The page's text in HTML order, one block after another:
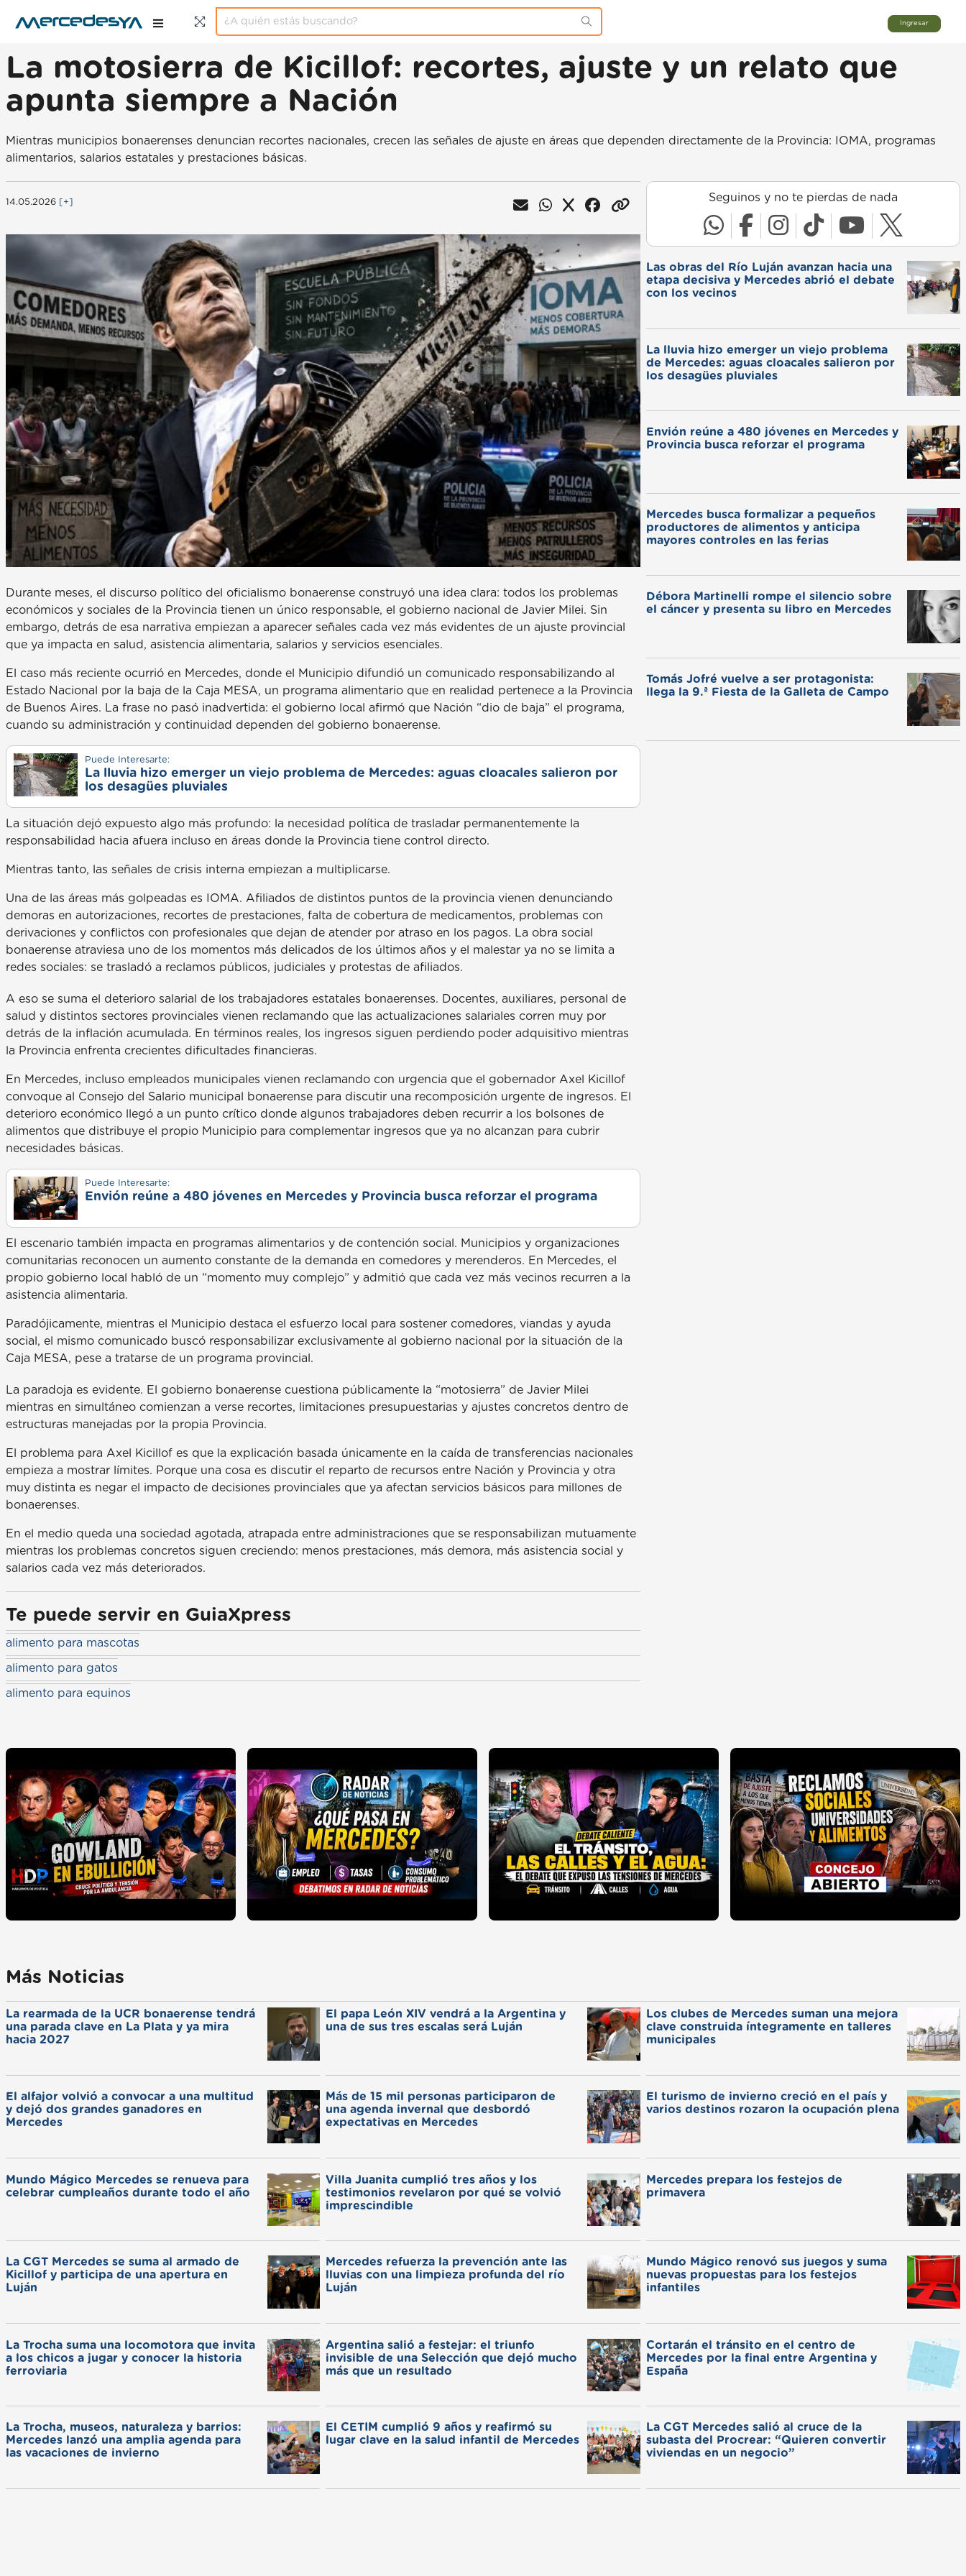
Ingresar
La motosierra de Kicillof: recortes, ajuste y un relato que
apunta siempre a Nación
Mientras municipios bonaerenses denuncian recortes nacionales, crecen las señales de ajuste en áreas que dependen directamente de la Provincia: IOMA, programas
alimentarios, salarios estatales y prestaciones básicas.
14.05.2026 [+]
Durante meses, el discurso político del oficialismo bonaerense construyó una idea clara: todos los problemas
económicos y sociales de la Provincia tienen un único responsable, el gobierno nacional de Javier Milei. Sin
embargo, detrás de esa narrativa empiezan a aparecer señales cada vez más evidentes de un ajuste provincial
que ya impacta en salud, asistencia alimentaria, salarios y servicios esenciales.
El caso más reciente ocurrió en Mercedes, donde el Municipio difundió un comunicado responsabilizando al
Estado Nacional por la baja de la Caja MESA, un programa alimentario que en realidad pertenece a la Provincia
de Buenos Aires. La frase no pasó inadvertida: el gobierno local afirmó que Nación “dio de baja” el programa,
cuando su administración y continuidad dependen del gobierno bonaerense.
Puede Interesarte:
La lluvia hizo emerger un viejo problema de Mercedes: aguas cloacales salieron por
los desagües pluviales
La situación dejó expuesto algo más profundo: la necesidad política de trasladar permanentemente la
responsabilidad hacia afuera incluso en áreas donde la Provincia tiene control directo.
Mientras tanto, las señales de crisis interna empiezan a multiplicarse.
Una de las áreas más golpeadas es IOMA. Afiliados de distintos puntos de la provincia vienen denunciando
demoras en autorizaciones, recortes de prestaciones, falta de cobertura de medicamentos, problemas con
derivaciones y conflictos con profesionales que dejan de atender por atraso en los pagos. La obra social
bonaerense atraviesa uno de los momentos más delicados de los últimos años y el malestar ya no se limita a
redes sociales: se trasladó a reclamos públicos, judiciales y protestas de afiliados.
A eso se suma el deterioro salarial de los trabajadores estatales bonaerenses. Docentes, auxiliares, personal de
salud y distintos sectores provinciales vienen reclamando que las actualizaciones salariales corren muy por
detrás de la inflación acumulada. En términos reales, los ingresos siguen perdiendo poder adquisitivo mientras
la Provincia enfrenta crecientes dificultades financieras.
En Mercedes, incluso empleados municipales vienen reclamando con urgencia que el gobernador Axel Kicillof
convoque al Consejo del Salario municipal bonaerense para discutir una recomposición urgente de ingresos. El
deterioro económico llegó a un punto crítico donde algunos trabajadores deben recurrir a los bolsones de
alimentos que distribuye el propio Municipio para complementar ingresos que ya no alcanzan para cubrir
necesidades básicas.
Puede Interesarte:
Envión reúne a 480 jóvenes en Mercedes y Provincia busca reforzar el programa
El escenario también impacta en programas alimentarios y de contención social. Municipios y organizaciones
comunitarias reconocen un aumento constante de la demanda en comedores y merenderos. En Mercedes, el
propio gobierno local habló de un “momento muy complejo” y admitió que cada vez más vecinos recurren a la
asistencia alimentaria.
Paradójicamente, mientras el Municipio destaca el esfuerzo local para sostener comedores, viandas y ayuda
social, el mismo comunicado buscó responsabilizar exclusivamente al gobierno nacional por la situación de la
Caja MESA, pese a tratarse de un programa provincial.
La paradoja es evidente. El gobierno bonaerense cuestiona públicamente la “motosierra” de Javier Milei
mientras en simultáneo comienzan a verse recortes, limitaciones presupuestarias y ajustes concretos dentro de
estructuras manejadas por la propia Provincia.
El problema para Axel Kicillof es que la explicación basada únicamente en la caída de transferencias nacionales
empieza a mostrar límites. Porque una cosa es discutir el reparto de recursos entre Nación y Provincia y otra
muy distinta es negar el impacto de decisiones provinciales que ya afectan servicios básicos para millones de
bonaerenses.
En el medio queda una sociedad agotada, atrapada entre administraciones que se responsabilizan mutuamente
mientras los problemas concretos siguen creciendo: menos prestaciones, más demora, más asistencia social y
salarios cada vez más deteriorados.
Te puede servir en GuiaXpress
alimento para mascotas
alimento para gatos
alimento para equinos
Seguinos y no te pierdas de nada
Las obras del Río Luján avanzan hacia una
etapa decisiva y Mercedes abrió el debate
con los vecinos
La lluvia hizo emerger un viejo problema
de Mercedes: aguas cloacales salieron por
los desagües pluviales
Envión reúne a 480 jóvenes en Mercedes y
Provincia busca reforzar el programa
Mercedes busca formalizar a pequeños
productores de alimentos y anticipa
mayores controles en las ferias
Débora Martinelli rompe el silencio sobre
el cáncer y presenta su libro en Mercedes
Tomás Jofré vuelve a ser protagonista:
llega la 9.ª Fiesta de la Galleta de Campo
Más Noticias
La rearmada de la UCR bonaerense tendrá
una parada clave en La Plata y ya mira
hacia 2027
El papa León XIV vendrá a la Argentina y
una de sus tres escalas será Luján
Los clubes de Mercedes suman una mejora
clave construida íntegramente en talleres
municipales
El alfajor volvió a convocar a una multitud
y dejó dos grandes ganadores en
Mercedes
Más de 15 mil personas participaron de
una agenda invernal que desbordó
expectativas en Mercedes
El turismo de invierno creció en el país y
varios destinos rozaron la ocupación plena
Mundo Mágico Mercedes se renueva para
celebrar cumpleaños durante todo el año
Villa Juanita cumplió tres años y los
testimonios revelaron por qué se volvió
imprescindible
Mercedes prepara los festejos de
primavera
La CGT Mercedes se suma al armado de
Kicillof y participa de una apertura en
Luján
Mercedes refuerza la prevención ante las
lluvias con una limpieza profunda del río
Luján
Mundo Mágico renovó sus juegos y suma
nuevas propuestas para los festejos
infantiles
La Trocha suma una locomotora que invita
a los chicos a jugar y conocer la historia
ferroviaria
Argentina salió a festejar: el triunfo
invisible de una Selección que dejó mucho
más que un resultado
Cortarán el tránsito en el centro de
Mercedes por la final entre Argentina y
España
La Trocha, museos, naturaleza y barrios:
Mercedes lanzó una amplia agenda para
las vacaciones de invierno
El CETIM cumplió 9 años y reafirmó su
lugar clave en la salud infantil de Mercedes
La CGT Mercedes salió al cruce de la
subasta del Procrear: “Quieren convertir
viviendas en un negocio”